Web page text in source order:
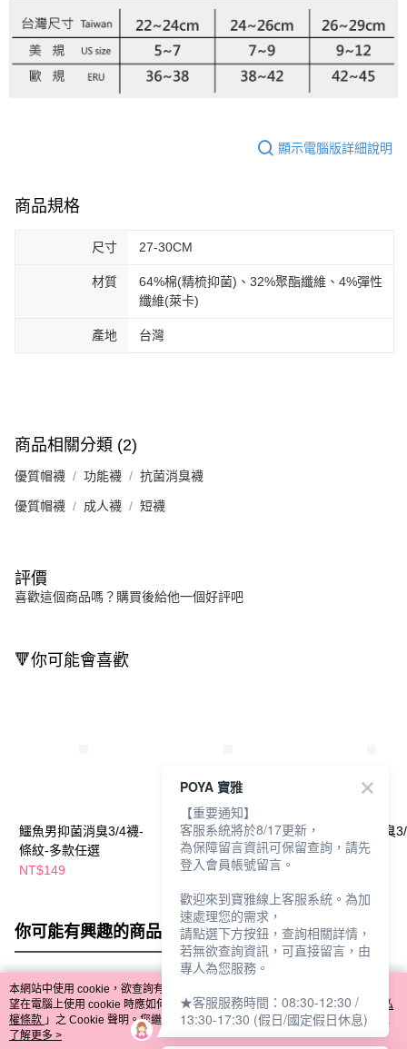
顯示電腦版詳細說明
商品規格
尺寸 27-30CM
材質
64%棉(精梳抑菌)、32%聚酯纖維、4%彈性
纖維(萊卡)
產地 台灣
商品相關分類 (2)
優質帽襪 功能襪 抗菌消臭襪
優質帽襪 成人襪 短襪
評價
喜歡這個商品嗎？購買後給他一個好評吧
🔻你可能會喜歡
鱷魚男抑菌消臭3/4襪-
條紋-多款任選
NT$149
鱷魚女抑菌消臭1/2襪-
條紋-多款任選
NT$129
鱷魚女抑菌消臭
條紋-多款任選
你可能有興趣的商品 全站排行
熱門標籤
本網站中使用 cookie，欲查詢有關本網站使用 cookie 方式之詳情，及若您不希
望在電腦上使用 cookie 時應如何變更電腦的 cookie 設定，請參閱本網站「
隱私
權條款 」之 Cookie 聲明。您繼續使用本網站即表示您同意本公司得按本網站使
用條款之 Cookie 聲明使用 cookie。
了解更多 >
POYA 寶雅
【重要通知】
客服系統將於8/17更新，
為保障留言資訊可保留查詢，請先
登入會員帳號留言。
歡迎來到寶雅線上客服系統。為加
速處理您的需求，
請點選下方按鈕，查詢相關詳情，
若無欲查詢資訊，可直接留言，由
專人為您服務。
★客服服務時間：08:30-12:30 /
13:30-17:30 (假日/國定假日休息)